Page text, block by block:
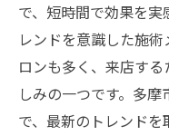
で、短時間で効果を
レンドを意識した施
ロンも多く、来店す
しみの一つです。多
で、最新のトレンド